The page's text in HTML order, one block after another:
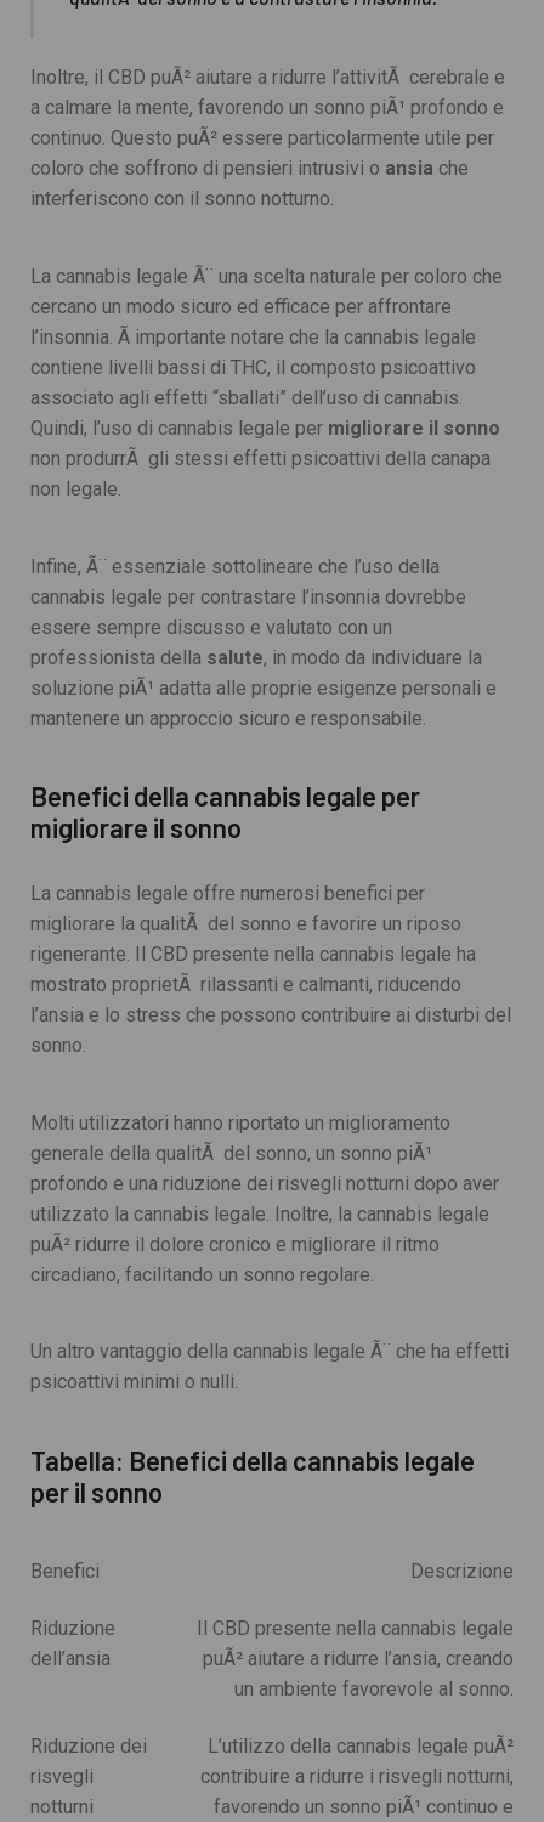
Inoltre, il CBD puÃ² aiutare a ridurre l’attivitÃ cerebrale e
a calmare la mente, favorendo un sonno piÃ¹ profondo e
continuo. Questo puÃ² essere particolarmente utile per
coloro che soffrono di pensieri intrusivi o ansia che
interferiscono con il sonno notturno.
La cannabis legale Ã¨ una scelta naturale per coloro che
cercano un modo sicuro ed efficace per affrontare
l’insonnia. Ã importante notare che la cannabis legale
contiene livelli bassi di THC, il composto psicoattivo
associato agli effetti “sballati” dell’uso di cannabis.
Quindi, l’uso di cannabis legale per migliorare il sonno
non produrrÃ gli stessi effetti psicoattivi della canapa
non legale.
Infine, Ã¨ essenziale sottolineare che l’uso della
cannabis legale per contrastare l’insonnia dovrebbe
essere sempre discusso e valutato con un
professionista della salute, in modo da individuare la
soluzione piÃ¹ adatta alle proprie esigenze personali e
mantenere un approccio sicuro e responsabile.
Benefici della cannabis legale per
migliorare il sonno
La cannabis legale offre numerosi benefici per
migliorare la qualitÃ del sonno e favorire un riposo
rigenerante. Il CBD presente nella cannabis legale ha
mostrato proprietÃ rilassanti e calmanti, riducendo
l’ansia e lo stress che possono contribuire ai disturbi del
sonno.
Molti utilizzatori hanno riportato un miglioramento
generale della qualitÃ del sonno, un sonno piÃ¹
profondo e una riduzione dei risvegli notturni dopo aver
utilizzato la cannabis legale. Inoltre, la cannabis legale
puÃ² ridurre il dolore cronico e migliorare il ritmo
circadiano, facilitando un sonno regolare.
Un altro vantaggio della cannabis legale Ã¨ che ha effetti
psicoattivi minimi o nulli.
Tabella: Benefici della cannabis legale
per il sonno
Benefici Descrizione
Riduzione
dell’ansia
Il CBD presente nella cannabis legale
puÃ² aiutare a ridurre l’ansia, creando
un ambiente favorevole al sonno.
Riduzione dei
risvegli
notturni
L’utilizzo della cannabis legale puÃ²
contribuire a ridurre i risvegli notturni,
favorendo un sonno piÃ¹ continuo e